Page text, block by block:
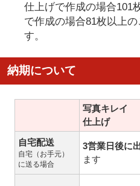
仕上げで作成の場合101
で作成の場合81枚以上
す。
納期について
写真キレイ
仕上げ
自宅配送
自宅（お手元）
に送る場合
3営業日後に
ます